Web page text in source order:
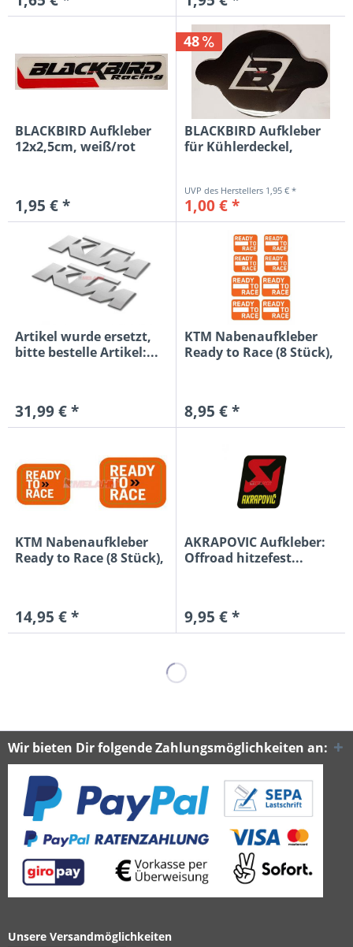
BLACKBIRD Aufkleber
12x2,5cm, weiß/rot
1,95 € *
48
BLACKBIRD Aufkleber
für Kühlerdeckel,
1,95 € *
1,00 € *
Artikel wurde ersetzt,
bitte bestelle Artikel:...
31,99 € *
KTM Nabenaufkleber
Ready to Race (8 Stück),
8,95 € *
KTM Nabenaufkleber
Ready to Race (8 Stück),
14,95 € *
AKRAPOVIC Aufkleber:
Offroad hitzefest...
9,95 € *
Wir bieten Dir folgende Zahlungsmöglichkeiten an:
Unsere Versandmöglichkeiten